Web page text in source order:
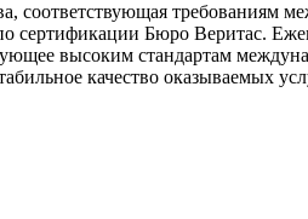
соответствующая требованиям
сертификации Бюро Веритас.
высоким стандартам
качество оказываемых